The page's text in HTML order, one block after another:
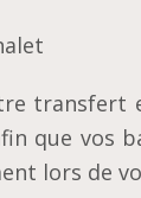
transfert
que vos
lors de